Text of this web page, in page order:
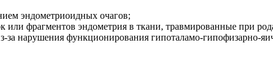
эндометриоидных очагов;
или фрагментов эндометрия в ткани, травмированные при
нарушения функционирования гипоталамо-гипофизарно-